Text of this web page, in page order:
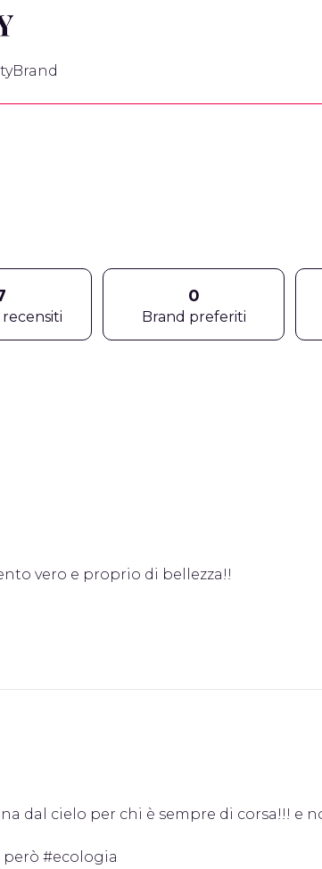
Brand
0
Brand preferiti
vero e proprio di bellezza!!
dal cielo per chi è sempre di corsa!!! e
#ecologia